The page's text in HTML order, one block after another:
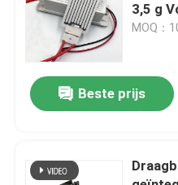
Kwaliteitscontrole
Contact de V.S.
Verzoek om een Citaat
3,5 g
MOQ：
Beste prijs